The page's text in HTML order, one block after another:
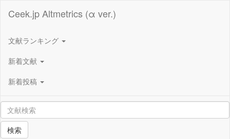
Ceek.jp Altmetrics (α ver.)
文献ランキング
新着文献
新着投稿
検索